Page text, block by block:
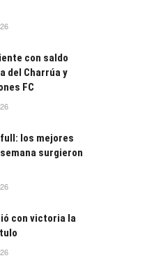
con saldo
del Charrúa y
FC
los mejores
surgieron
con victoria la